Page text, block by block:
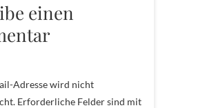
einen
Adresse wird nicht
Erforderliche Felder sind mit